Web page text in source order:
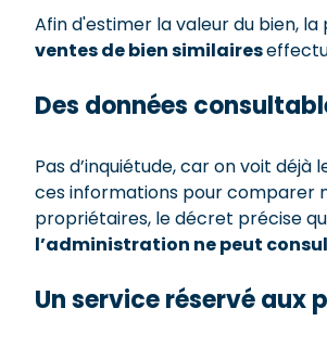
Afin d'estimer la valeur du bien,
ventes de bien similaires
Des données
Pas d’inquiétude, car on voit
ces informations pour comparer
propriétaires, le décret précise
l’administration ne peut
Un service réservé aux